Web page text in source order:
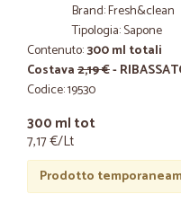
Brand: Fresh&clean
Tipologia: Sapone
Contenuto:300 ml totali
Costava2,19 €-
Codice: 19530
300 ml tot
7,17 €/Lt
Prodotto